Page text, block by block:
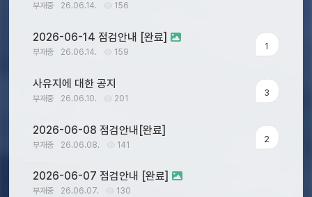
부재중 26.06.14. 156
2026-06-14 점검안내 [완료]
부재중 26.06.14. 159
1
사유지에 대한 공지
부재중 26.06.10. 201
3
2026-06-08 점검안내[완료]
부재중 26.06.08. 141
2
2026-06-07 점검안내 [완료]
부재중 26.06.07. 130